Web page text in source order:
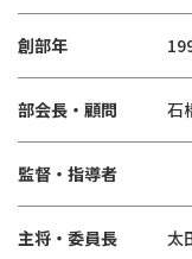
創部年
部会長・顧問 石
監督・指導者
主将・委員長 太